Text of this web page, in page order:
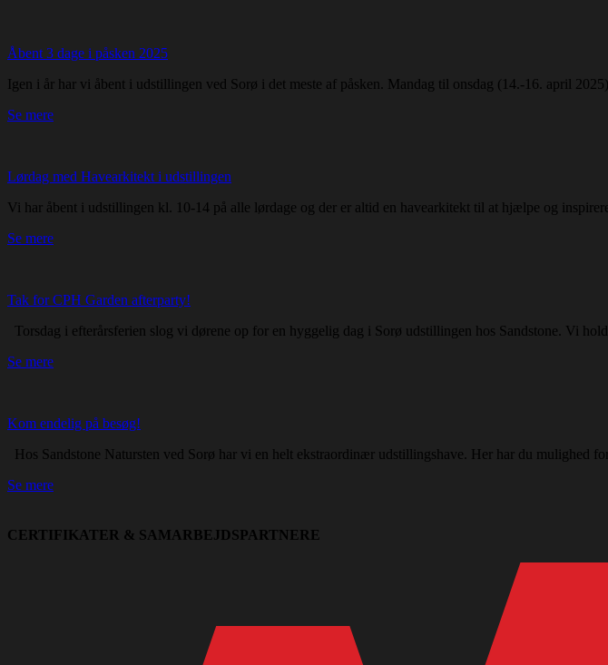
Åbent 3 dage i påsken 2025
Igen i år har vi åbent i udstillingen ved Sorø i det meste af påsken. Mandag til onsdag (14.-16. april
Se mere
Lørdag med Havearkitekt i udstillingen
Vi har åbent i udstillingen kl. 10-14 på alle lørdage og der er altid en havearkitekt til at hjælpe og
Se mere
Tak for CPH Garden afterparty!
Torsdag i efterårsferien slog vi dørene op for en hyggelig dag i Sorø udstillingen hos Sandstone. Vi
Se mere
Kom endelig på besøg!
Hos Sandstone Natursten ved Sorø har vi en helt ekstraordinær udstillingshave. Her har du mulighed
Se mere
CERTIFIKATER & SAMARBEJDSPARTNERE